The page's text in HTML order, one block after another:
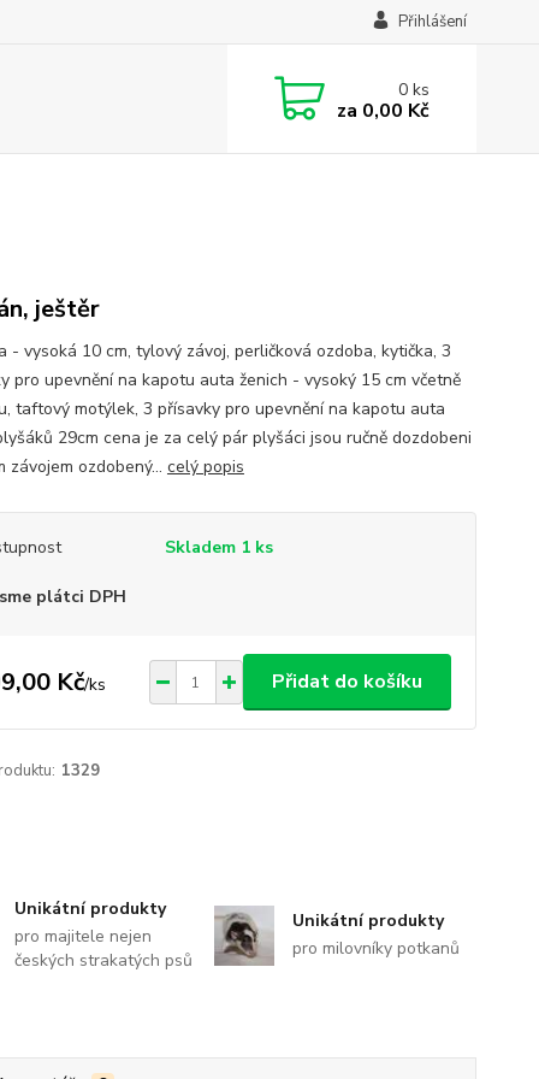
Přihlášení
0ks
za 0,00 Kč
ještěr
- vysoká 10 cm, tylový závoj, perličková ozdoba, kytička, 3
pro upevnění na kapotu auta ženich - vysoký 15 cm včetně
taftový motýlek, 3 přísavky pro upevnění na kapotu auta
29cm cena je za celý pár plyšáci jsou ručně dozdobeni
závojem ozdobený... celý popis
Skladem 1 ks
plátci DPH
Kč/ks Přidat do košíku
1329
Unikátní produkty
pro majitele nejen
českých strakatých psů
Unikátní produkty
pro milovníky potkanů